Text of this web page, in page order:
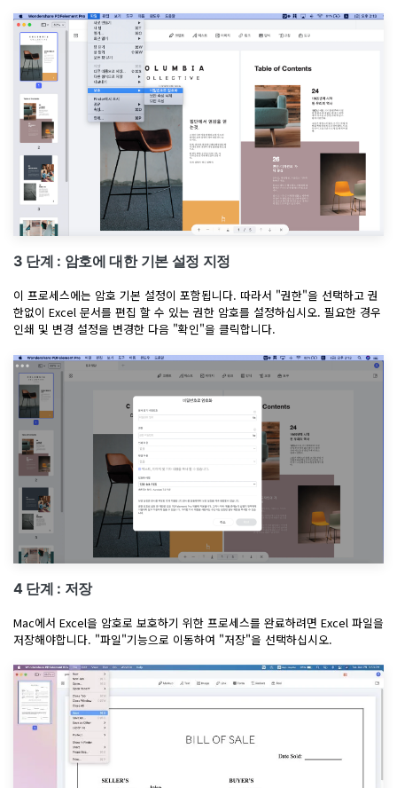
3 단계 : 암호에 대한 기본 설정 지정
이 프로세스에는 암호 기본 설정이 포함됩니다. 따라서 "권한"을 선택하고 권
한없이 Excel 문서를 편집 할 수 있는 권한 암호를 설정하십시오. 필요한 경우
인쇄 및 변경 설정을 변경한 다음 "확인"을 클릭합니다.
4 단계 : 저장
Mac에서 Excel을 암호로 보호하기 위한 프로세스를 완료하려면 Excel 파일을
저장해야합니다. "파일"기능으로 이동하여 "저장"을 선택하십시오.